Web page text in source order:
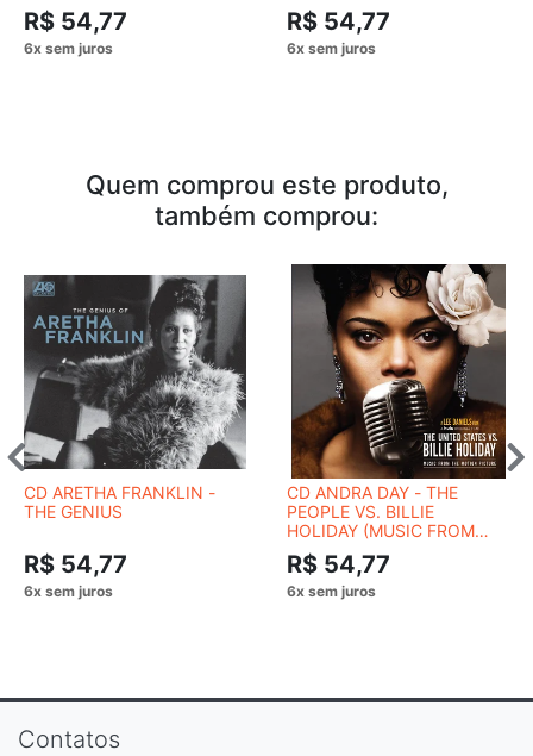
R$ 54,77 R$ 54,77
Quem comprou este produto,
também comprou:
CD ARETHA FRANKLIN -
THE GENIUS
R$ 54,77
CD ANDRA DAY - THE
PEOPLE VS. BILLIE
HOLIDAY (MUSIC FROM
THE MOTION PICTURE)
R$ 54,77
Contatos